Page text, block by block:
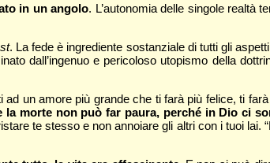
in un angolo. L’autonomia delle singole realtà
. La fede è ingrediente sostanziale di tutti gli
dall’ingenuo e pericoloso utopismo della
un amore più grande che ti farà più felice, ti
la morte non può far paura, perché in Dio ci
te stesso e non annoiare gli altri con i tuoi lai.